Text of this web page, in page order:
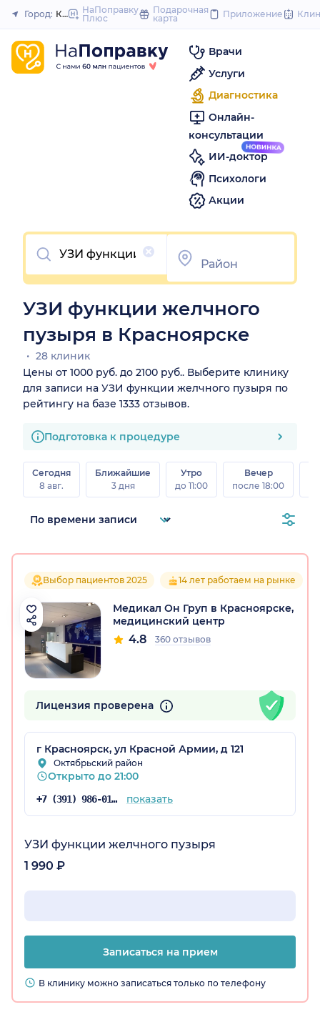
to
Закрыть
край)
Город: КрасноярскНаПоправку
Плюс
Подарочная
карта
Приложение
Врачи
Услуги
Диагностика
Онлайн-
консультации
ИИ-доктор
Психологи
Акции
Очистить
УЗИ функции желчного
пузыря в Красноярске
28 клиник
Цены от 1000 руб. до 2100 руб.. Выберите клинику
для записи на УЗИ функции желчного пузыря по
рейтингу на базе 1333 отзывов.
Подготовка к процедуре
Сегодня
8 авг.
Ближайшие
3 дня
Утро
до 11:00
Вечер
после 18:00
Выбор пациентов 2025 14 лет работаем на рынке
Медикал Он Груп в Красноярске,
медицинский центр
4.8 360 отзывов
Лицензия проверена
г Красноярск, ул Красной Армии, д 121
Октябрьский район
Открыто до 21:00
+7 (391) 986-01-54 показать
УЗИ функции желчного пузыря
1 990 ₽
Записаться на прием
В клинику можно записаться только по телефону